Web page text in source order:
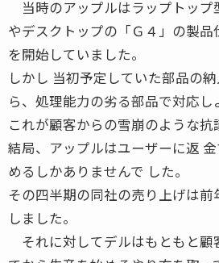
当時のアップルはラップトップ
やデスクトップの「Ｇ４」の製
を開始していました。
しかし 当初予定していた部品の
ら、処理能力の劣る部品で対応し
これが顧客からの雪崩のような抗
結局、アップルはユーザーに返
めるしかありませんで した。
その四半期の同社の売り上げは前
しました。
それに対してデルはもともと顧